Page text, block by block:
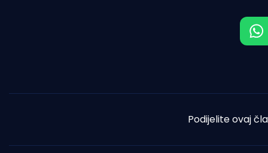
Podijelite ovaj